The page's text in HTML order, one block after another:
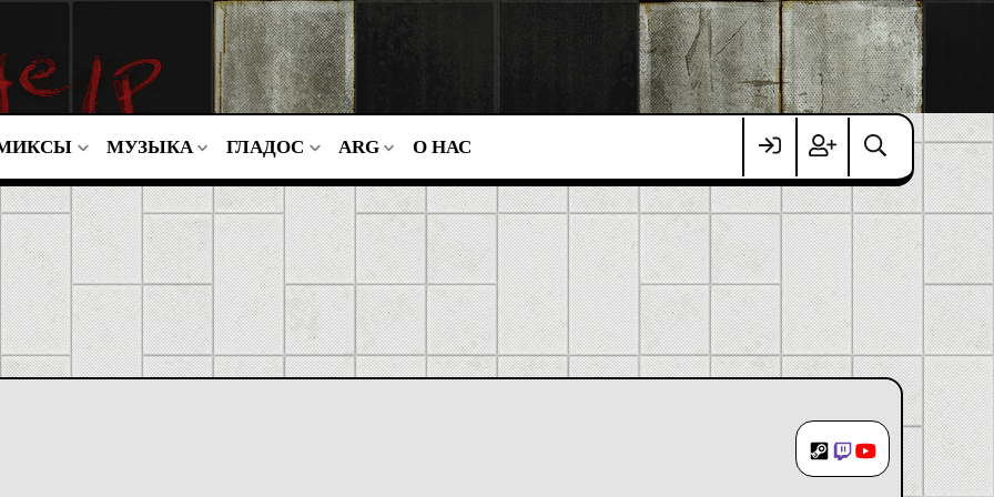
МУЗЫКА ГЛАДОС ARG О НАС